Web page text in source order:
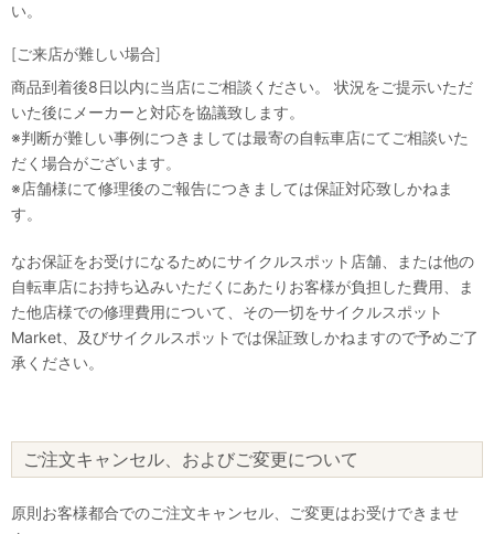
い。
[ご来店が難しい場合]
商品到着後8日以内に当店にご相談ください。 状況をご提示いただ
いた後にメーカーと対応を協議致します。
※判断が難しい事例につきましては最寄の自転車店にてご相談いた
だく場合がございます。
※店舗様にて修理後のご報告につきましては保証対応致しかねま
す。
なお保証をお受けになるためにサイクルスポット店舗、または他の
自転車店にお持ち込みいただくにあたりお客様が負担した費用、ま
た他店様での修理費用について、その一切をサイクルスポット
Market、及びサイクルスポットでは保証致しかねますので予めご了
承ください。
ご注文キャンセル、およびご変更について
原則お客様都合でのご注文キャンセル、ご変更はお受けできませ